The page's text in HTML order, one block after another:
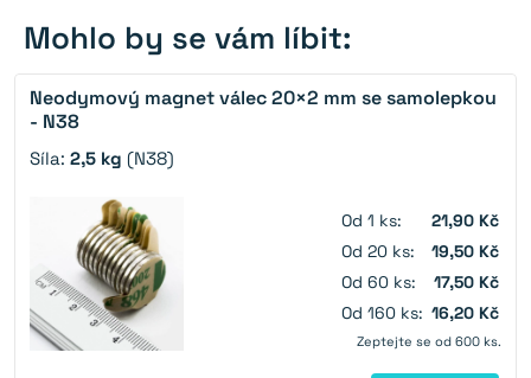
Mohlo by se vám líbit:
Neodymový magnet válec 20×2 mm se samolepkou
- N38
Síla: 2,5 kg (N38)
Od 1 ks:
21,90 Kč
Od 20 ks:
19,50 Kč
Od 60 ks:
17,50 Kč
Od 160 ks: 16,20 Kč
Zeptejte se od 600 ks.